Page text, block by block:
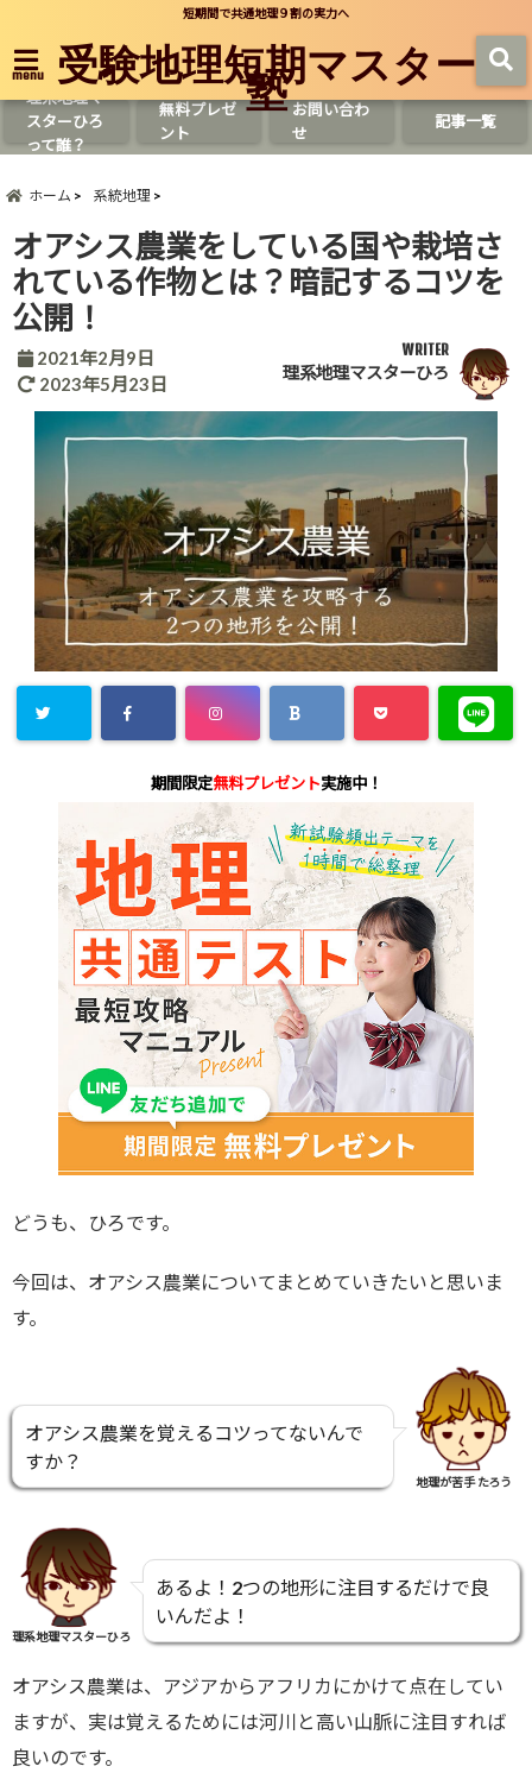
短期間で共通地理９割の実力へ
menu 受験地理短期マスター
塾
理系地理マ
スターひろ
って誰？
無料プレゼ
ント
お問い合わ
せ
記事一覧
ホーム 系統地理
オアシス農業をしている国や栽培さ
れている作物とは？暗記するコツを
公開！
2021年2月9日
2023年5月23日
WRITER
理系地理マスターひろ
期間限定無料プレゼント実施中！
どうも、ひろです。
今回は、オアシス農業についてまとめていきたいと思いま
す。
オアシス農業を覚えるコツってないんで
すか？
地理が苦手 たろう
理系地理マスターひろ
あるよ！2つの地形に注目するだけで良
いんだよ！
オアシス農業は、アジアからアフリカにかけて点在してい
ますが、実は覚えるためには河川と高い山脈に注目すれば
良いのです。